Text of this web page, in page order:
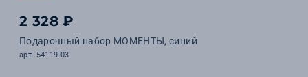
2 328 ₽
Подарочный набор МОМЕНТЫ, синий
арт. 54119.03